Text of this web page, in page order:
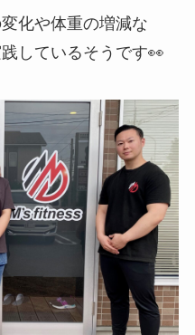
化や体重の増減な
しているそうです👀